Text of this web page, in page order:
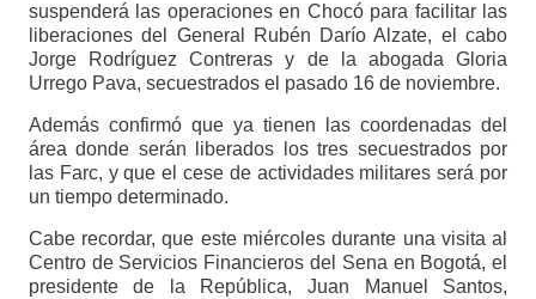
suspenderá las operaciones en Chocó para facilitar las
liberaciones del General Rubén Darío Alzate, el cabo
Jorge Rodríguez Contreras y de la abogada Gloria
Urrego Pava, secuestrados el pasado 16 de noviembre.
Además confirmó que ya tienen las coordenadas del
área donde serán liberados los tres secuestrados por
las Farc, y que el cese de actividades militares será por
un tiempo determinado.
Cabe recordar, que este miércoles durante una visita al
Centro de Servicios Financieros del Sena en Bogotá, el
presidente de la República, Juan Manuel Santos,